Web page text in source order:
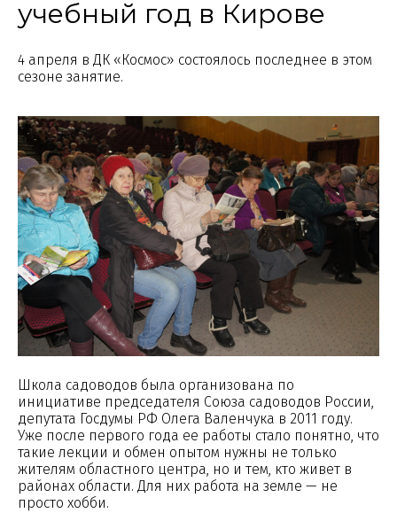
учебный год в Кирове
4 апреля в ДК «Космос» состоялось последнее в этом
сезоне занятие.
Школа садоводов была организована по
инициативе председателя Союза садоводов России,
депутата Госдумы РФ Олега Валенчука в 2011 году.
Уже после первого года ее работы стало понятно, что
такие лекции и обмен опытом нужны не только
жителям областного центра, но и тем, кто живет в
районах области. Для них работа на земле — не
просто хобби.